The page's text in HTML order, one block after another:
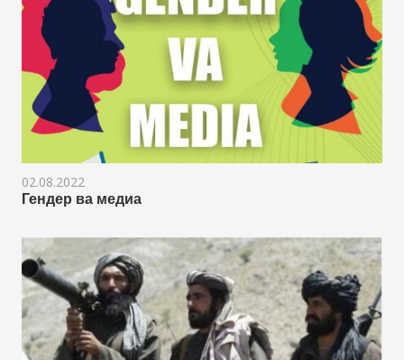
02.08.2022
Гендер ва медиа